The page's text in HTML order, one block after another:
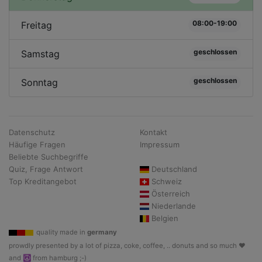
Freitag 08:00-19:00
Samstag geschlossen
Sonntag geschlossen
Datenschutz
Häufige Fragen
Beliebte Suchbegriffe
Quiz, Frage Antwort
Top Kreditangebot
Kontakt
Impressum
Deutschland
Schweiz
Österreich
Niederlande
Belgien
quality made in germany
prowdly presented by a lot of pizza, coke, coffee, .. donuts and so much ♥
and ☮ from hamburg ;-)